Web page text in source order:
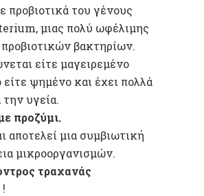
προβιοτικά του γένους
μιας πολύ ωφέλιμης
προβιοτικών βακτηρίων.
είτε μαγειρεμένο
είτε ψημένο και έχει πολλά
υγεία.
προζύμι.
αποτελεί μια συμβιωτική
μικροοργανισμών.
τραχανάς